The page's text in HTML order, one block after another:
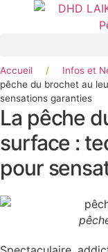
Accueil / Infos et
pêche du brochet au
sensations garanties
La pêche
surface :
pour
Panneau de